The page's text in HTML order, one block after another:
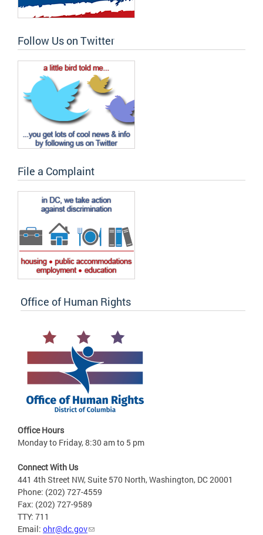
Follow Us on Twitter
File a Complaint
Office of Human Rights
Office Hours
Monday to Friday, 8:30 am to 5 pm
Connect With Us
441 4th Street NW, Suite 570 North, Washington, DC 20001
Phone: (202) 727-4559
Fax: (202) 727-9589
TTY: 711
Email: ohr@dc.gov